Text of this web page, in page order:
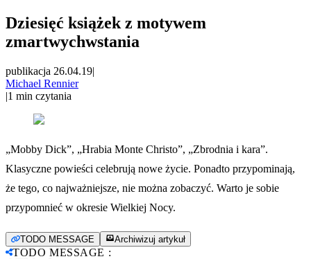
Dziesięć książek z motywem
zmartwychwstania
publikacja 26.04.19|
Michael Rennier
|1 min czytania
„Mobby Dick”, „Hrabia Monte Christo”, „Zbrodnia i kara”.
Klasyczne powieści celebrują nowe życie. Ponadto przypominają,
że tego, co najważniejsze, nie można zobaczyć. Warto je sobie
przypomnieć w okresie Wielkiej Nocy.
TODO MESSAGE Archiwizuj artykuł
TODO MESSAGE :